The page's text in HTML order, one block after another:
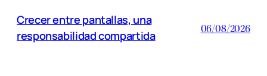
Crecer entre pantallas, una
responsabilidad compartida
06/08/2026